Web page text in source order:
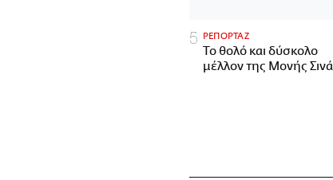
ΡΕΠΟΡΤΑΖ
Το θολό και δύσκολο
μέλλον της Μονής Σινά